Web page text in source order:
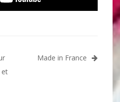
et
Made in France